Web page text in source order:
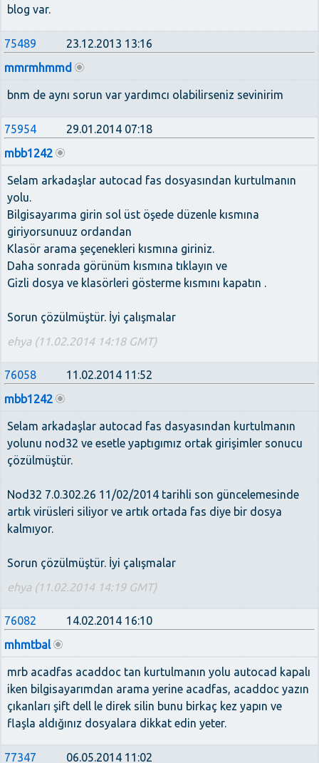
blog var.
75489
23.12.2013 13:16
mmrmhmmd
bnm de aynı sorun var yardımcı olabilirseniz sevinirim
75954
29.01.2014 07:18
mbb1242
Selam arkadaşlar autocad fas dosyasından kurtulmanın
yolu.
Bilgisayarıma girin sol üst öşede düzenle kısmına
giriyorsunuuz ordandan
Klasör arama şeçenekleri kısmına giriniz.
Daha sonrada görünüm kısmına tıklayın ve
Gizli dosya ve klasörleri gösterme kısmını kapatın .
Sorun çözülmüştür. İyi çalışmalar
ehya (11.02.2014 14:18 GMT)
76058
11.02.2014 11:52
mbb1242
Selam arkadaşlar autocad fas dasyasından kurtulmanın
yolunu nod32 ve esetle yaptıgımız ortak girişimler sonucu
çözülmüştür.
Nod32 7.0.302.26 11/02/2014 tarihli son güncelemesinde
artık virüsleri siliyor ve artık ortada fas diye bir dosya
kalmıyor.
Sorun çözülmüştür. İyi çalışmalar
ehya (11.02.2014 14:19 GMT)
76082
14.02.2014 16:10
mhmtbal
mrb acadfas acaddoc tan kurtulmanın yolu autocad kapalı
iken bilgisayarımdan arama yerine acadfas, acaddoc yazın
çıkanları şift dell le direk silin bunu birkaç kez yapın ve
flaşla aldığınız dosyalara dikkat edin yeter.
77347 06.05.2014 11:02